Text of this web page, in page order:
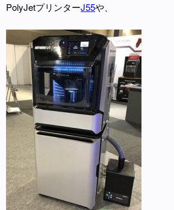
PolyJetプリンターJ55や、